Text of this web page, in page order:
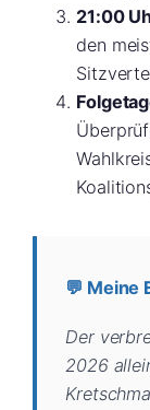
21:00
den
💬 Meine
Der
2026